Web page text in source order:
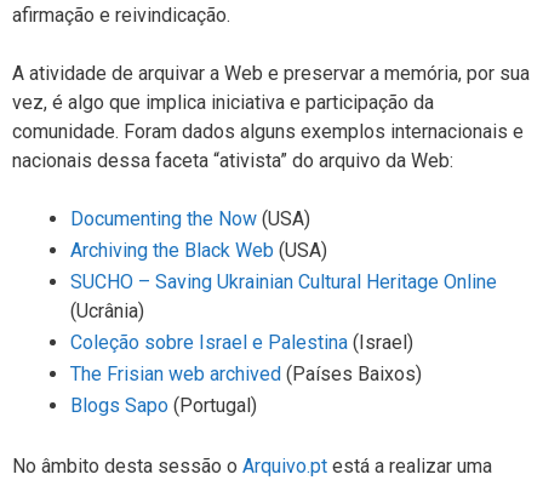
afirmação e reivindicação.
A atividade de arquivar a Web e preservar a memória, por sua
vez, é algo que implica iniciativa e participação da
comunidade. Foram dados alguns exemplos internacionais e
nacionais dessa faceta “ativista” do arquivo da Web:
Documenting the Now (USA)
Archiving the Black Web (USA)
SUCHO – Saving Ukrainian Cultural Heritage Online
(Ucrânia)
Coleção sobre Israel e Palestina (Israel)
The Frisian web archived (Países Baixos)
Blogs Sapo (Portugal)
No âmbito desta sessão o Arquivo.pt está a realizar uma